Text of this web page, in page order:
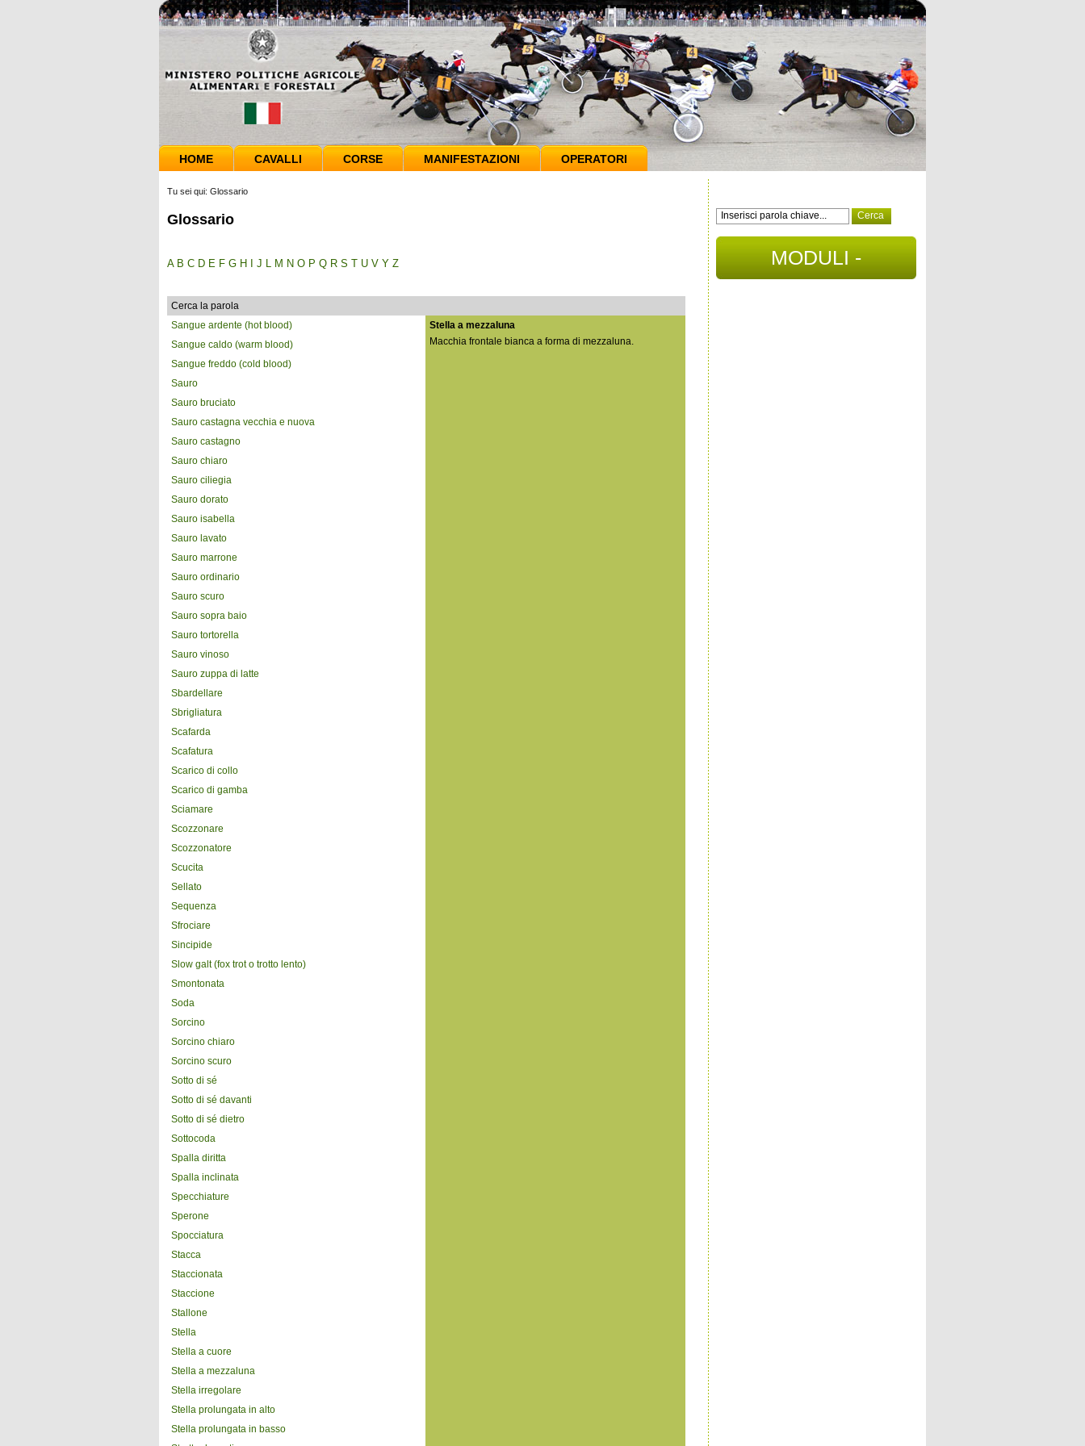
HOME CAVALLI CORSE MANIFESTAZIONI OPERATORI
Tu sei qui: Glossario
Glossario
A B C D E F G H J L M N O P Q R S T U V Y Z
Cerca la parola
Sangue ardente (hot blood)
Sangue caldo (warm blood)
Sangue freddo (cold blood)
Sauro
Sauro bruciato
Sauro castagna vecchia e nuova
Sauro castagno
Sauro chiaro
Sauro ciliegia
Sauro dorato
Sauro isabella
Sauro lavato
Sauro marrone
Sauro ordinario
Sauro scuro
Sauro sopra baio
Sauro tortorella
Sauro vinoso
Sauro zuppa di latte
Sbardellare
Sbrigliatura
Scafarda
Scafatura
Scarico di collo
Scarico di gamba
Sciamare
Scozzonare
Scozzonatore
Scucita
Sellato
Sequenza
Sfrociare
Sincipide
Slow galt (fox trot o trotto lento)
Smontonata
Soda
Sorcino
Sorcino chiaro
Sorcino scuro
Sotto di sé
Sotto di sé davanti
Sotto di sé dietro
Sottocoda
Spalla diritta
Spalla inclinata
Specchiature
Sperone
Spocciatura
Stacca
Staccionata
Staccione
Stallone
Stella
Stella a cuore
Stella a mezzaluna
Stella irregolare
Stella prolungata in alto
Stella prolungata in basso
Stella a mezzaluna
Macchia frontale bianca a forma di mezzaluna.
MODULI -